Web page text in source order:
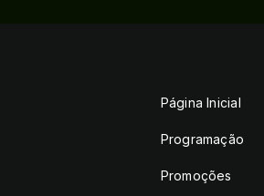
Página Inicial
Programação
Promoções